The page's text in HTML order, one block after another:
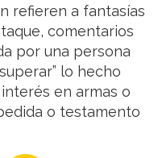
refieren a fantasías
comentarios
por una persona
lo hecho
en armas o
o testamento